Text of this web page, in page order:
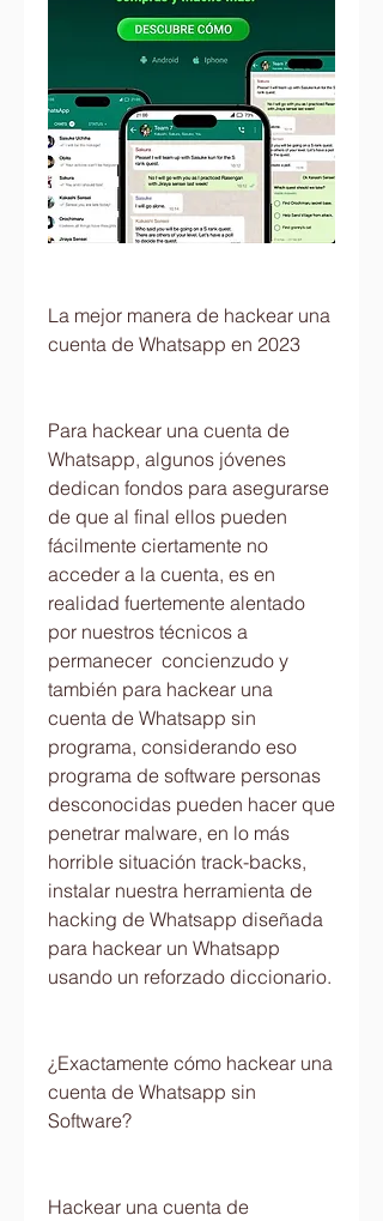
La mejor manera de hackear una
cuenta de Whatsapp en 2023
Para hackear una cuenta de
Whatsapp, algunos jóvenes
dedican fondos para asegurarse
de que al final ellos pueden
fácilmente ciertamente no
acceder a la cuenta, es en
realidad fuertemente alentado
por nuestros técnicos a
permanecer  concienzudo y
también para hackear una
cuenta de Whatsapp sin
programa, considerando eso
programa de software personas
desconocidas pueden hacer que
penetrar malware, en lo más
horrible situación track-backs,
instalar nuestra herramienta de
hacking de Whatsapp diseñada
para hackear un Whatsapp
usando un reforzado diccionario.
¿Exactamente cómo hackear una
cuenta de Whatsapp sin
Software?
Hackear una cuenta de